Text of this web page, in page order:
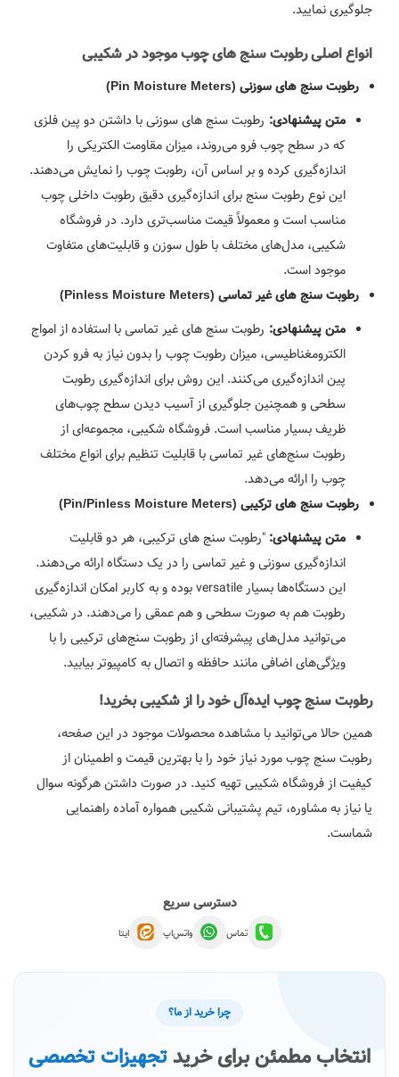
جلوگیری نمایید.
انواع اصلی رطوبت سنج های چوب موجود در شکیبی
رطوبت سنج های سوزنی (Pin Moisture Meters)
متن پیشنهادی: رطوبت سنج های سوزنی با داشتن دو پین فلزی
که در سطح چوب فرو می‌روند، میزان مقاومت الکتریکی را
اندازه‌گیری کرده و بر اساس آن، رطوبت چوب را نمایش می‌دهند.
این نوع رطوبت سنج برای اندازه‌گیری دقیق رطوبت داخلی چوب
مناسب است و معمولاً قیمت مناسب‌تری دارد. در فروشگاه
شکیبی، مدل‌های مختلف با طول سوزن و قابلیت‌های متفاوت
موجود است.
رطوبت سنج های غیر تماسی (Pinless Moisture Meters)
متن پیشنهادی: رطوبت سنج های غیر تماسی با استفاده از امواج
الکترومغناطیسی، میزان رطوبت چوب را بدون نیاز به فرو کردن
پین اندازه‌گیری می‌کنند. این روش برای اندازه‌گیری رطوبت
سطحی و همچنین جلوگیری از آسیب دیدن سطح چوب‌های
ظریف بسیار مناسب است. فروشگاه شکیبی، مجموعه‌ای از
رطوبت سنج‌های غیر تماسی با قابلیت تنظیم برای انواع مختلف
چوب را ارائه می‌دهد.
رطوبت سنج های ترکیبی (Pin/Pinless Moisture Meters)
متن پیشنهادی: "رطوبت سنج های ترکیبی، هر دو قابلیت
اندازه‌گیری سوزنی و غیر تماسی را در یک دستگاه ارائه می‌دهند.
این دستگاه‌ها بسیار versatile بوده و به کاربر امکان اندازه‌گیری
رطوبت هم به صورت سطحی و هم عمقی را می‌دهند. در شکیبی،
می‌توانید مدل‌های پیشرفته‌ای از رطوبت سنج‌های ترکیبی را با
ویژگی‌های اضافی مانند حافظه و اتصال به کامپیوتر بیابید.
رطوبت سنج چوب ایده‌آل خود را از شکیبی بخرید!
همین حالا می‌توانید با مشاهده محصولات موجود در این صفحه،
رطوبت سنج چوب مورد نیاز خود را با بهترین قیمت و اطمینان از
کیفیت از فروشگاه شکیبی تهیه کنید. در صورت داشتن هرگونه سوال
یا نیاز به مشاوره، تیم پشتیبانی شکیبی همواره آماده راهنمایی
شماست.
دسترسی سریع
تماس واتس‌اپ ایتا
چرا خرید از ما؟
انتخاب مطمئن برای خرید تجهیزات تخصصی